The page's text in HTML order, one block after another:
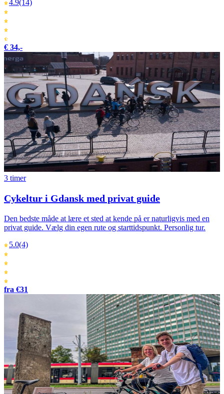
4.9(14)
€ 34,-
3 timer
Cykeltur i Gdansk med privat guide
Den bedste måde at lære et sted at kende på er naturligvis med en
privat guide. Vælg din egen rute og starttidspunkt. Personlig tur.
5.0(4)
fra €31